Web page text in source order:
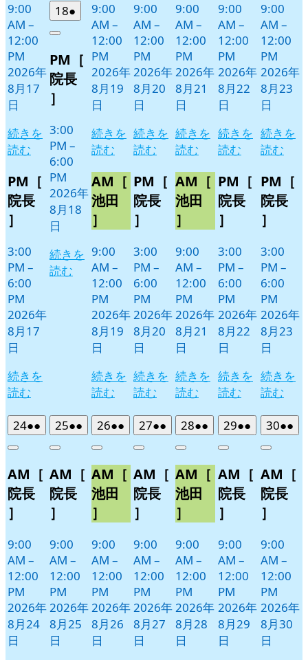
9:00
AM –
12:00
PM
2026年
8月17
日
続きを
読む
PM［
院長
］
3:00
PM –
6:00
PM
2026年
8月17
日
続きを
読む
182026
年
月
18
日
●
件
イ
ベ
Close
PM［
院長
］
3:00
PM –
6:00
PM
2026年
8月18
日
続きを
読む
9:00
AM –
12:00
PM
2026年
8月19
日
続きを
読む
AM［
池田
］
9:00
AM –
12:00
PM
2026年
8月19
日
続きを
読む
9:00
AM –
12:00
PM
2026年
8月20
日
続きを
読む
PM［
院長
］
3:00
PM –
6:00
PM
2026年
8月20
日
続きを
読む
9:00
AM –
12:00
PM
2026年
8月21
日
続きを
読む
AM［
池田
］
9:00
AM –
12:00
PM
2026年
8月21
日
続きを
読む
9:00
AM –
12:00
PM
2026年
8月22
日
続きを
読む
PM［
院長
］
3:00
PM –
6:00
PM
2026年
8月22
日
続きを
読む
9:00
AM –
12:00
PM
2026年
8月23
日
続きを
読む
PM［
院長
］
3:00
PM –
6:00
PM
2026年
8月23
日
続きを
読む
242026
年
月
24
日
●●
件
イ
ベ
ト)
Close
AM［
院長
］
9:00
AM –
12:00
PM
2026年
8月24
日
252026
年
月
25
日
●●
件
イ
ベ
ト)
Close
AM［
院長
］
9:00
AM –
12:00
PM
2026年
8月25
日
262026
年
月
26
日
●●
件
イ
ベ
ト)
Close
AM［
池田
］
9:00
AM –
12:00
PM
2026年
8月26
日
272026
年
月
27
日
●●
件
イ
ベ
ト)
Close
AM［
院長
］
9:00
AM –
12:00
PM
2026年
8月27
日
282026
年
月
28
日
●●
件
イ
ベ
ト)
Close
AM［
池田
］
9:00
AM –
12:00
PM
2026年
8月28
日
292026
年
月
29
日
●●
件
イ
ベ
ト)
Close
AM［
院長
］
9:00
AM –
12:00
PM
2026年
8月29
日
302026
年
月
30
日
●●
件
イ
Close
AM［
院長
］
9:00
AM –
12:00
PM
2026年
8月30
日